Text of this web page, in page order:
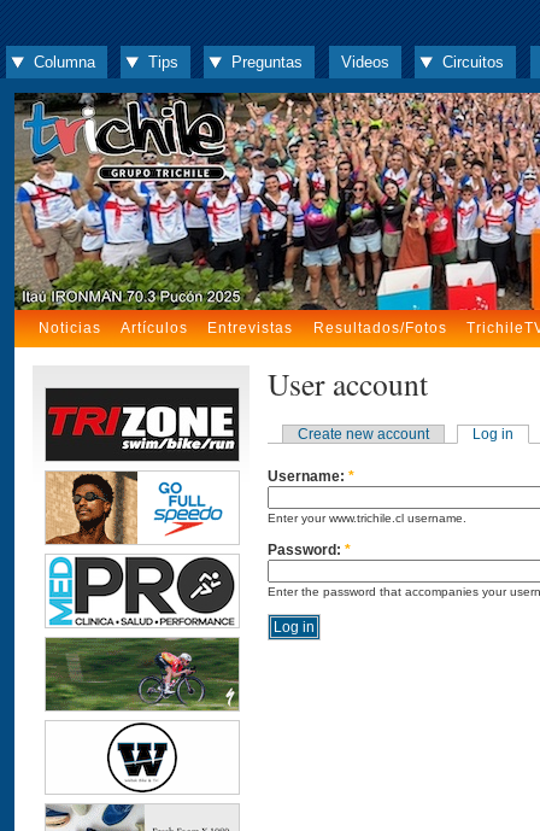
Columna Tips Preguntas Videos Circuitos
Noticias Artículos Entrevistas Resultados/Fotos
User account
Create new account Log in
Username: *
Enter your www.trichile.cl username.
Password: *
Enter the password that accompanies your